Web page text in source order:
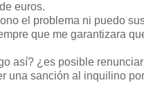
euros.
el problema ni puedo
que me garantizara
así? ¿es posible
una sanción al inquilino por